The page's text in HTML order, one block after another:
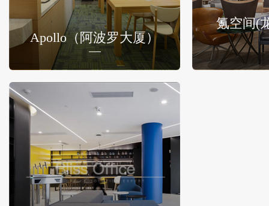
Apollo（阿波罗大厦）
氪空间(